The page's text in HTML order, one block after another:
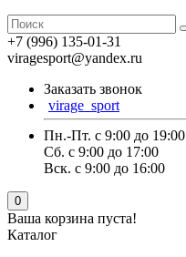
+7 (996) 135-01-31
viragesport@yandex.ru
Заказать звонок
virage_sport
Пн.-Пт. с 9:00 до 19:00
Сб. с 9:00 до 17:00
Вск. с 9:00 до 16:00
0
Ваша корзина пуста!
Каталог